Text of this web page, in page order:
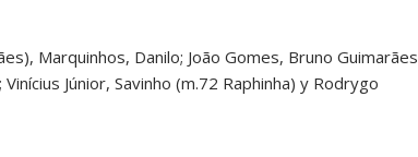
Marquinhos, Danilo; João Gomes, Bruno Guimarães
Júnior, Savinho (m.72 Raphinha) y Rodrygo